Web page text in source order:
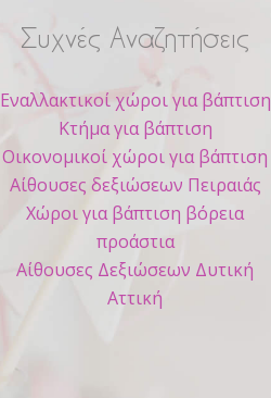
Συχνές Αναζητήσεις
Εναλλακτικοί χώροι για βάπτιση
Κτήμα για βάπτιση
Οικονομικοί χώροι για βάπτιση
Αίθουσες δεξιώσεων Πειραιάς
Χώροι για βάπτιση βόρεια
προάστια
Αίθουσες Δεξιώσεων Δυτική
Αττική